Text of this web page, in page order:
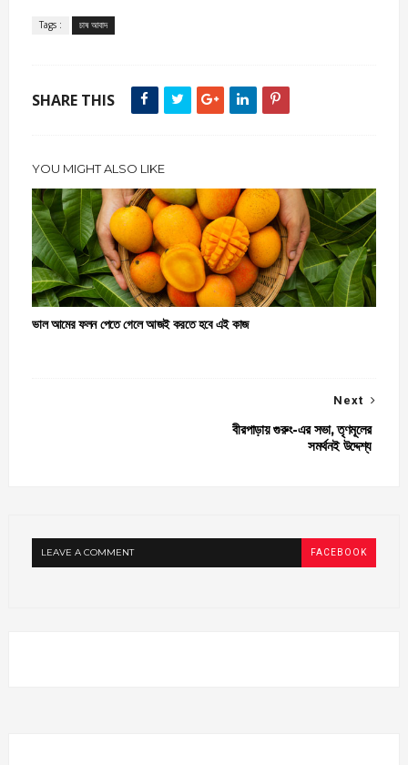
Tags : চাষ আবাদ
SHARE THIS
YOU MIGHT ALSO LIKE
ভাল আমের ফলন পেতে গেলে আজই করতে হবে এই কাজ
Next
বীরপাড়ায় গুরুং-এর সভা, তৃণমূলের
সমর্থনই উদ্দেশ্য
LEAVE A COMMENT FACEBOOK